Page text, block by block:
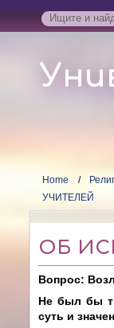
Home
УЧИТЕЛЕЙ
ОБ
Вопрос:
Не был бы
суть и